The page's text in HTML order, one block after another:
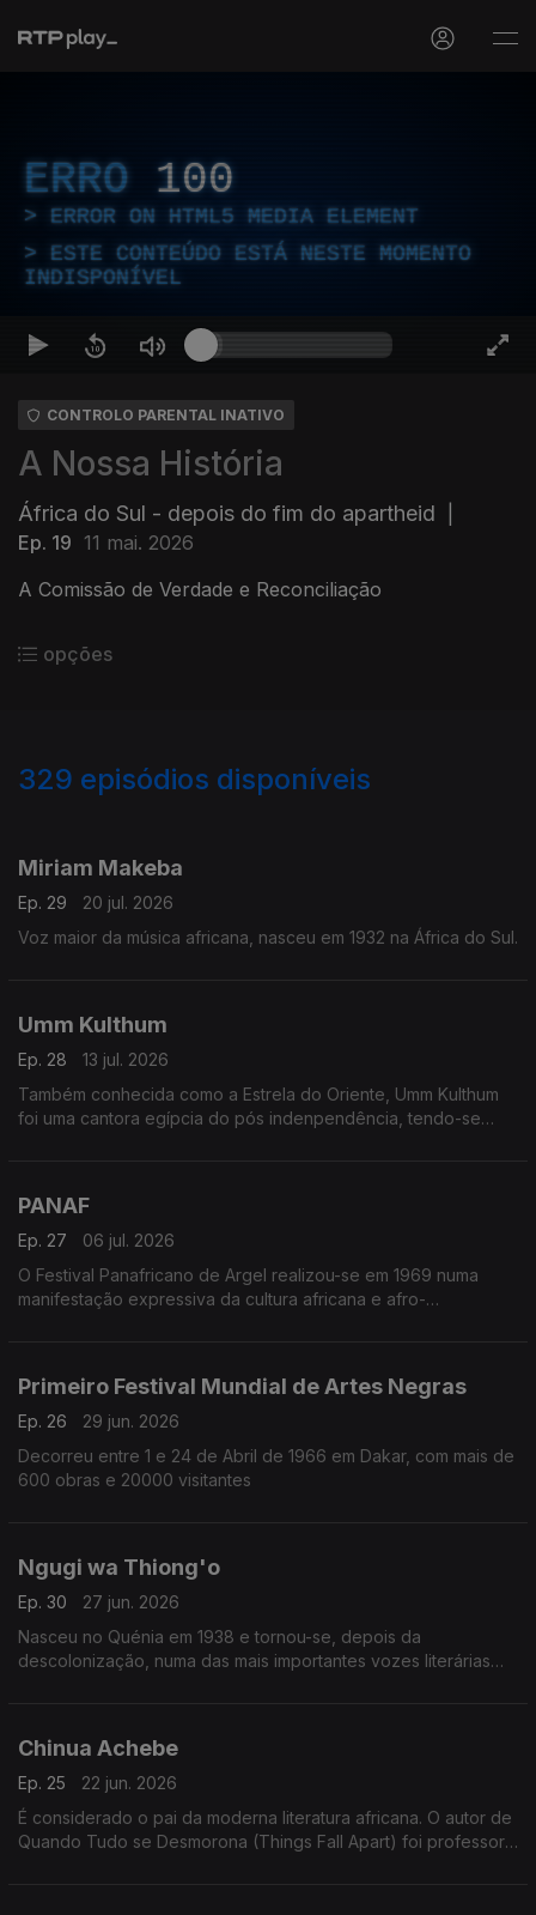
ERRO 100
ERROR ON HTML5 MEDIA ELEMENT
ESTE CONTEÚDO ESTÁ NESTE MOMENTO
INDISPONÍVEL
CONTROLO PARENTAL INATIVO
A Nossa História
África do Sul - depois do fim do apartheid
Ep. 19 11 mai. 2026
A Comissão de Verdade e Reconciliação
opções
329 episódios disponíveis
Miriam Makeba
Ep. 29
20 jul. 2026
Voz maior da música africana, nasceu em 1932 na África do Sul.
Umm Kulthum
Ep. 28
13 jul. 2026
Também conhecida como a Estrela do Oriente, Umm Kulthum
foi uma cantora egípcia do pós indenpendência, tendo-se
PANAF
Ep. 27
06 jul. 2026
O Festival Panafricano de Argel realizou-se em 1969 numa
manifestação expressiva da cultura africana e afro-
Primeiro Festival Mundial de Artes Negras
Ep. 26
29 jun. 2026
Decorreu entre 1 e 24 de Abril de 1966 em Dakar, com mais de
600 obras e 20000 visitantes
Ngugi wa Thiong'o
Ep. 30
27 jun. 2026
Nasceu no Quénia em 1938 e tornou-se, depois da
descolonização, numa das mais importantes vozes literárias
Chinua Achebe
Ep. 25
22 jun. 2026
É considerado o pai da moderna literatura africana. O autor de
Quando Tudo se Desmorona (Things Fall Apart) foi professor